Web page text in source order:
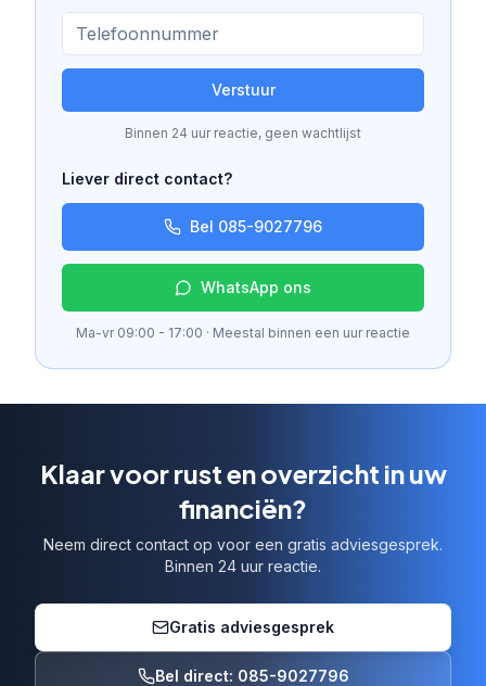
Verstuur
Binnen 24 uur reactie, geen wachtlijst
Liever direct contact?
Bel 085-9027796
WhatsApp ons
Ma-vr 09:00 - 17:00 · Meestal binnen een uur reactie
Klaar voor rust en overzicht in uw
financiën?
Neem direct contact op voor een gratis adviesgesprek.
Binnen 24 uur reactie.
Gratis adviesgesprek
Bel direct: 085-9027796